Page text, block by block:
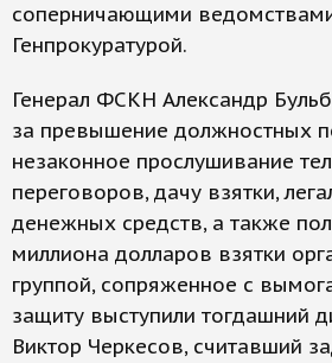
соперничающими
Генпрокуратурой.
Генерал ФСКН Александр
за превышение должностных
незаконное прослушивание
переговоров, дачу взятки,
денежных средств, а также
миллиона долларов взятки
группой, сопряженное с
защиту выступили тогдашний
Виктор Черкесов, считавший